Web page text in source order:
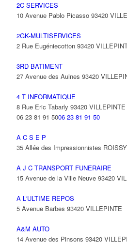
2C SERVICES
10 Avenue Pablo Picasso 93420
2GK-MULTISERVICES
2 Rue Eugéniecotton 93420
3RD BATIMENT
27 Avenue des Aulnes 93420
4 T INFORMATIQUE
8 Rue Eric Tabarly 93420 VILLEPINTE
06 23 81 91 5006 23 81 91 50
A C S E P
35 Allée des Impressionnistes
A J C TRANSPORT FUNERAIRE
15 Avenue de la Ville Neuve 93420
A L'ULTIME REPOS
5 Avenue Barbes 93420 VILLEPINTE
A&M AUTO
14 Avenue des Pinsons 93420